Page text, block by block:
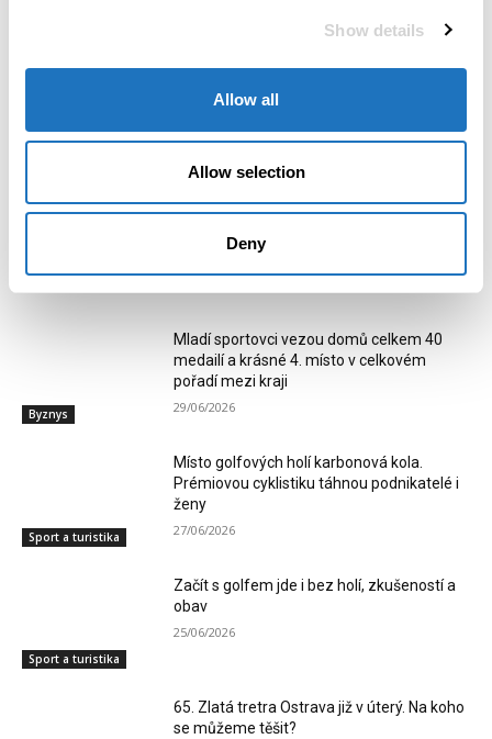
Show details
Allow all
Allow selection
Deny
Mgr. Monika Ševčíková, redaktorka magazínu POSITIV. Věnuji se
rozhovorům, příběhům osobností a tématům, která propojují
Byznys
Mladí sportovci vezou domů celkem 40
medailí a krásné 4. místo v celkovém
pořadí mezi kraji
29/06/2026
Sport a turistika
Místo golfových holí karbonová kola.
Prémiovou cyklistiku táhnou podnikatelé i
ženy
27/06/2026
Sport a turistika
Začít s golfem jde i bez holí, zkušeností a
obav
25/06/2026
65. Zlatá tretra Ostrava již v úterý. Na koho
se můžeme těšit?